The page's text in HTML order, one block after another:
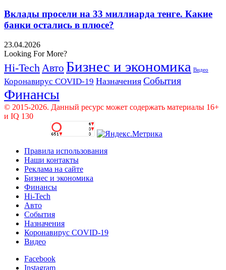
Вклады просели на 33 миллиарда тенге. Какие
банки остались в плюсе?
23.04.2026
Looking For More?
Hi-Tech Авто Бизнес и экономика Видео
Коронавирус COVID-19 Назначения События
Финансы
© 2015-2026. Данный ресурс может содержать материалы 16+
и IQ 130
Правила использования
Наши контакты
Реклама на сайте
Бизнес и экономика
Финансы
Hi-Tech
Авто
События
Назначения
Коронавирус COVID-19
Видео
Facebook
Instagram